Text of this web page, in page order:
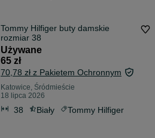
Tommy Hilfiger buty damskie
rozmiar 38
Używane
65 zł
70,78 zł z Pakietem Ochronnym
Katowice, Śródmieście
18 lipca 2026
38 Biały Tommy Hilfiger